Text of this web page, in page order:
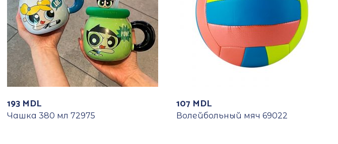
193 MDL
Чашка 380 мл 72975
107 MDL
Волейбольный мяч 69022